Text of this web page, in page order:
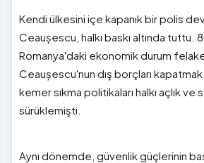
Kendi ülkesini içe kapanık bir polis
Ceaușescu, halkı baskı altında tuttu.
Romanya'daki ekonomik durum
Ceaușescu'nun dış borçları kapatmak
kemer sıkma politikaları halkı açlık
sürüklemişti.
Aynı dönemde, güvenlik güçlerinin